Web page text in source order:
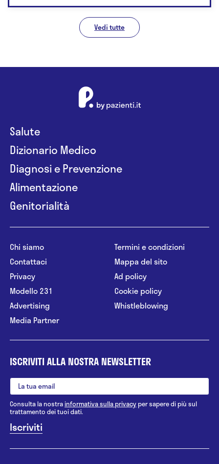
Vedi tutte
Salute
Dizionario Medico
Diagnosi e Prevenzione
Alimentazione
Genitorialità
Chi siamo
Contattaci
Privacy
Modello 231
Advertising
Media Partner
Termini e condizioni
Mappa del sito
Ad policy
Cookie policy
Whistleblowing
ISCRIVITI ALLA NOSTRA NEWSLETTER
Consulta la nostrainformativa sulla privacy per sapere di più sul
trattamento dei tuoi dati.